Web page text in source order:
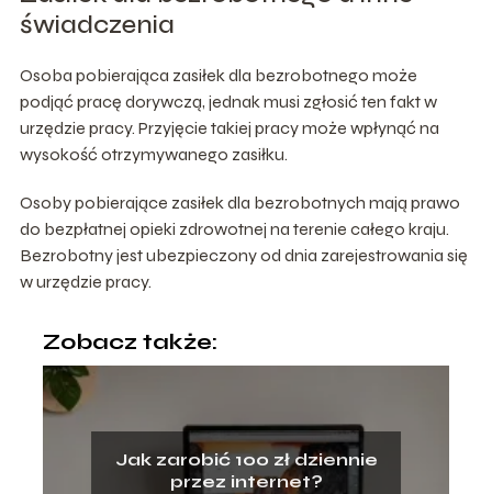
świadczenia
Osoba pobierająca zasiłek dla bezrobotnego może
podjąć pracę dorywczą, jednak musi zgłosić ten fakt w
urzędzie pracy. Przyjęcie takiej pracy może wpłynąć na
wysokość otrzymywanego zasiłku.
Osoby pobierające zasiłek dla bezrobotnych mają prawo
do bezpłatnej opieki zdrowotnej na terenie całego kraju.
Bezrobotny jest ubezpieczony od dnia zarejestrowania się
w urzędzie pracy.
Zobacz także:
Jak zarobić 100 zł dziennie
przez internet?